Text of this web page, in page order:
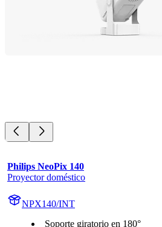
Philips NeoPix 140
Proyector doméstico
NPX140/INT
Soporte giratorio en 180°